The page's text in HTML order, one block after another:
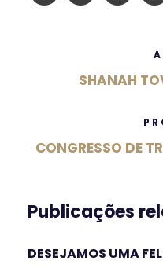
SHANAH
CONGRESSO DE
Publicações
DESEJAMOS UMA